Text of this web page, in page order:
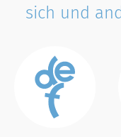
sich und